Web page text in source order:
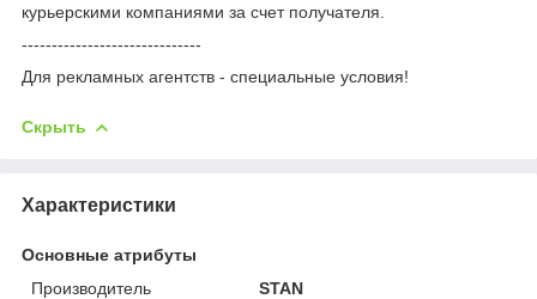
курьерскими компаниями за счет получателя.
------------------------------
Для рекламных агентств - специальные условия!
Скрыть
Характеристики
Основные атрибуты
Производитель
STAN